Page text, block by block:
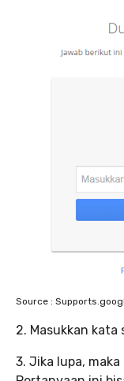
Source :
2. Masukkan
3. Jika lupa,